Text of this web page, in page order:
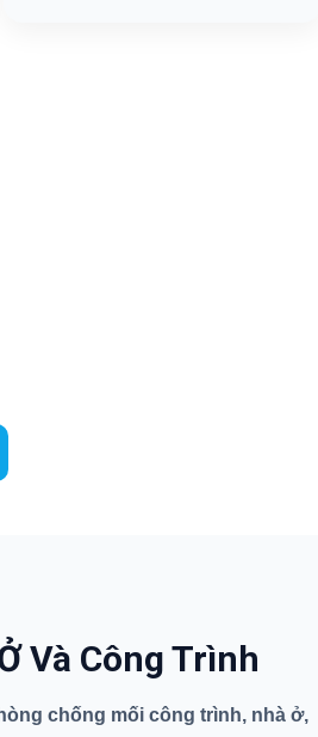
Và Công Trình
chống mối công trình, nhà ở,